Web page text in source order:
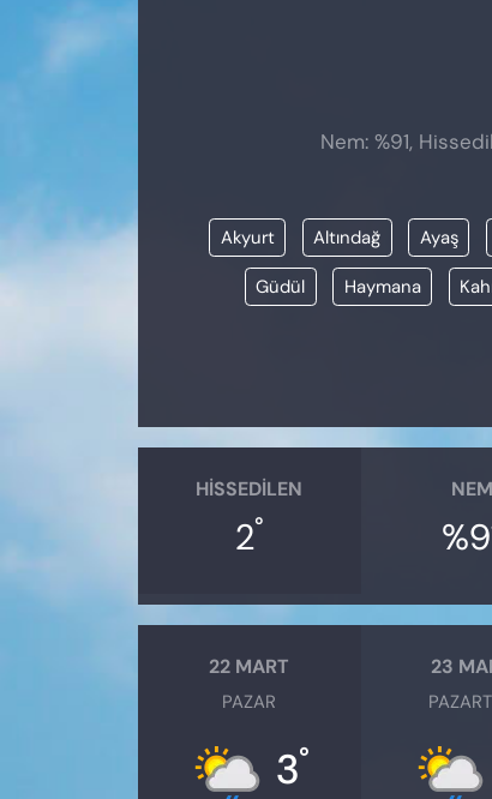
Nem: %91,
Akyurt Altındağ Ayaş
Güdül Haymana
HISSEDILEN
2°
NEM
22 MART
PAZAR
3°
23